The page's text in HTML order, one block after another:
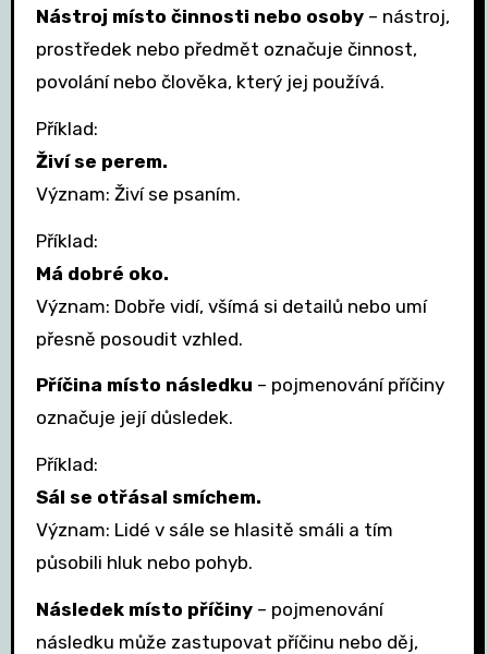
Nástroj místo činnosti nebo osoby– nástroj,
prostředek nebo předmět označuje činnost,
povolání nebo člověka, který jej používá.
Příklad:
Živí se perem.
Význam: Živí se psaním.
Příklad:
Má dobré oko.
Význam: Dobře vidí, všímá si detailů nebo umí
přesně posoudit vzhled.
Příčina místo následku – pojmenování příčiny
označuje její důsledek.
Příklad:
Sál se otřásal smíchem.
Význam: Lidé v sále se hlasitě smáli a tím
působili hluk nebo pohyb.
Následek místo příčiny– pojmenování
následku může zastupovat příčinu nebo děj,